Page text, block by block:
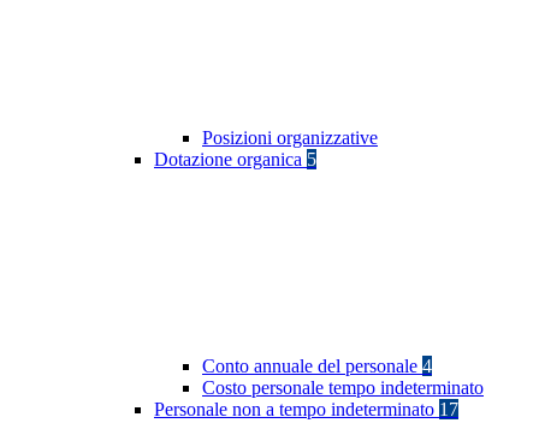
Posizioni organizzative
Dotazione organica 5
Conto annuale del personale 4
Costo personale tempo indeterminato
Personale non a tempo indeterminato 17